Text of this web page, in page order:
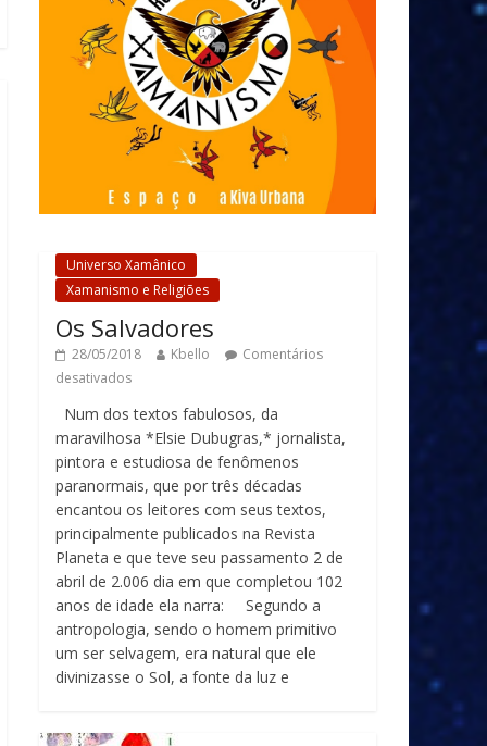
Universo Xamânico
Xamanismo e Religiões
Os Salvadores
28/05/2018 Kbello
Comentários
desativados
Num dos textos fabulosos, da
maravilhosa *Elsie Dubugras,* jornalista,
pintora e estudiosa de fenômenos
paranormais, que por três décadas
encantou os leitores com seus textos,
principalmente publicados na Revista
Planeta e que teve seu passamento 2 de
abril de 2.006 dia em que completou 102
anos de idade ela narra: Segundo a
antropologia, sendo o homem primitivo
um ser selvagem, era natural que ele
divinizasse o Sol, a fonte da luz e